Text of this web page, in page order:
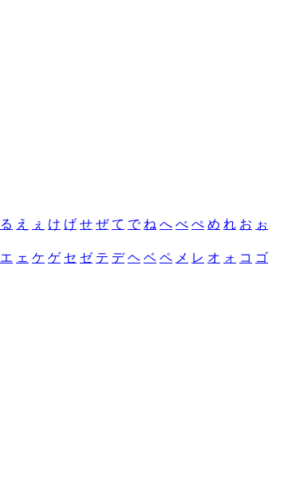
る え ぇ け げ せ ぜ て で ね へ べ ぺ め れ お ぉ
エ ェ ケ ゲ セ ゼ テ デ ヘ ベ ペ メ レ オ ォ コ ゴ